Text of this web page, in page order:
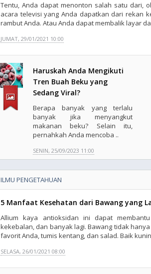
Tentu, Anda dapat menonton salah satu dari,
acara televisi yang Anda dapatkan dari rekan
rambut Anda. Atau Anda dapat membalik layar
JUMAT, 29/01/2021 10:00
Haruskah Anda Mengikuti
Tren Buah Beku yang
Sedang Viral?
Berapa banyak yang terlalu
banyak jika menyangkut
makanan beku? Selain itu,
pernahkah Anda mencoba ..
SENIN, 25/09/2023 11:00
ILMU PENGETAHUAN
5 Manfaat Kesehatan dari Bawang yang
Allium kaya antioksidan ini dapat
kekebalan, dan banyak lagi. Bawang tidak
favorit Anda, tumis kentang, dan salad. Baik
SELASA, 26/01/2021 08:00